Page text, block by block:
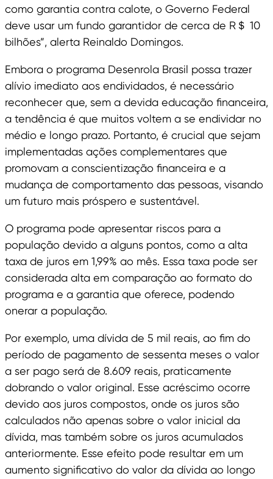
como garantia contra calote, o Governo Federal
deve usar um fundo garantidor de cerca de R＄ 10
bilhões”, alerta Reinaldo Domingos.
Embora o programa Desenrola Brasil possa trazer
alívio imediato aos endividados, é necessário
reconhecer que, sem a devida educação financeira,
a tendência é que muitos voltem a se endividar no
médio e longo prazo. Portanto, é crucial que sejam
implementadas ações complementares que
promovam a conscientização financeira e a
mudança de comportamento das pessoas, visando
um futuro mais próspero e sustentável.
O programa pode apresentar riscos para a
população devido a alguns pontos, como a alta
taxa de juros em 1,99% ao mês. Essa taxa pode ser
considerada alta em comparação ao formato do
programa e a garantia que oferece, podendo
onerar a população.
Por exemplo, uma dívida de 5 mil reais, ao fim do
período de pagamento de sessenta meses o valor
a ser pago será de 8.609 reais, praticamente
dobrando o valor original. Esse acréscimo ocorre
devido aos juros compostos, onde os juros são
calculados não apenas sobre o valor inicial da
dívida, mas também sobre os juros acumulados
anteriormente. Esse efeito pode resultar em um
aumento significativo do valor da dívida ao longo